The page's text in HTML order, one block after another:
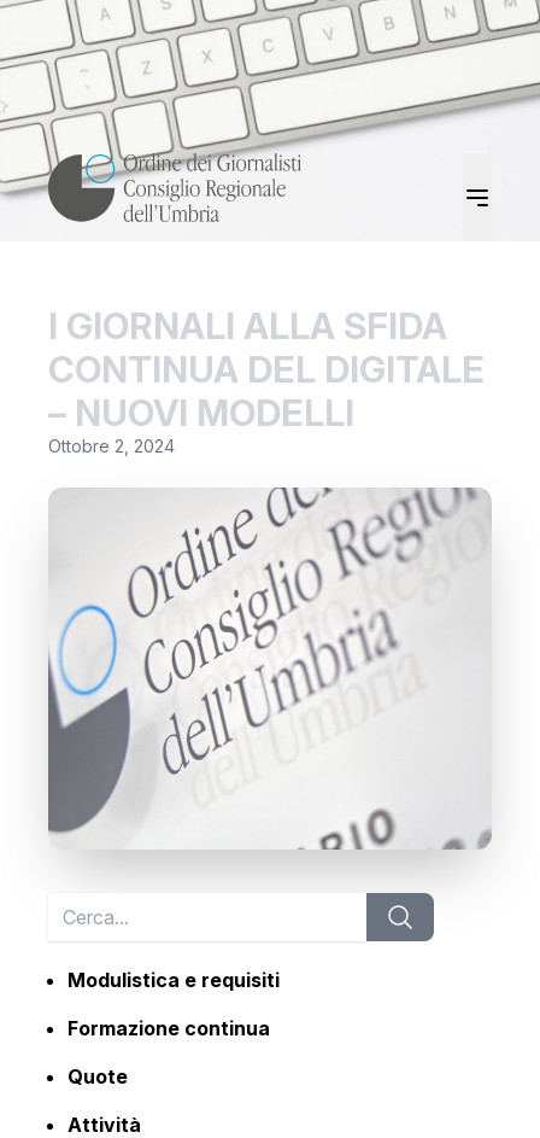
Modulistica e requisiti
Formazione continua
Quote
Attività
I GIORNALI ALLA SFIDA
CONTINUA DEL DIGITALE
– NUOVI MODELLI
Ottobre 2, 2024